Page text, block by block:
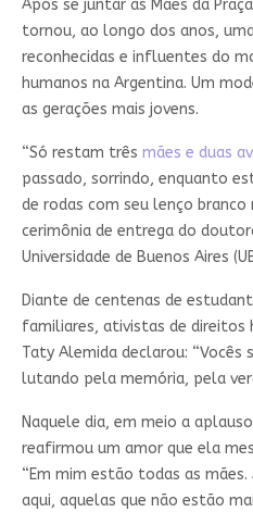
Após se juntar às Mães da
tornou, ao longo dos anos,
reconhecidas e influentes do
humanos na Argentina. Um
as gerações mais jovens.
“Só restam três mães e duas
passado, sorrindo, enquanto
de rodas com seu lenço branco
cerimônia de entrega do
Universidade de Buenos Aires
Diante de centenas de
familiares, ativistas de direitos
Taty Alemida declarou: “Vocês
lutando pela memória, pela
Naquele dia, em meio a
reafirmou um amor que ela
“Em mim estão todas as
aqui, aquelas que não estão